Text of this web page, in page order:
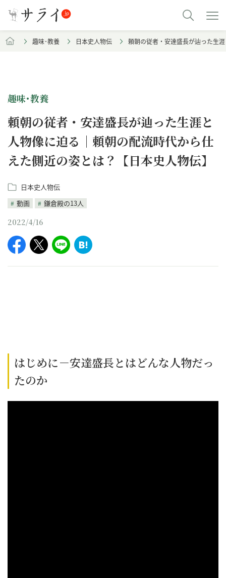
趣味･教養 日本史人物伝 頼朝の従者・安達盛長が辿った生
趣味･教養
頼朝の従者・安達盛長が辿った生涯と
人物像に迫る｜頼朝の配流時代から仕
えた側近の姿とは？【日本史人物伝】
日本史人物伝
動画
鎌倉殿の13人
2022/4/16
はじめに－安達盛長とはどんな人物だっ
たのか